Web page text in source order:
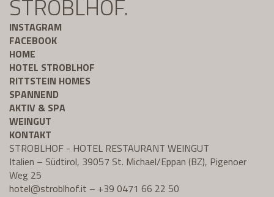
STROBLHOF.
INSTAGRAM
FACEBOOK
HOME
HOTEL STROBLHOF
RITTSTEIN HOMES
SPANNEND
AKTIV & SPA
WEINGUT
KONTAKT
STROBLHOF - HOTEL RESTAURANT WEINGUT
Italien – Südtirol, 39057 St. Michael/Eppan (BZ), Pigenoer
Weg 25
hotel@stroblhof.it – +39 0471 66 22 50